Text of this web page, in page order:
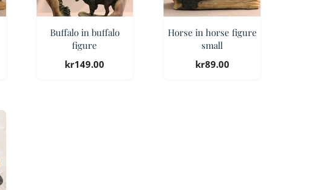
Buffalo in buffalo
figure
kr149.00
Horse in horse figure
small
kr89.00